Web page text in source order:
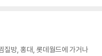
질방, 홍대, 롯데월드에 가거나